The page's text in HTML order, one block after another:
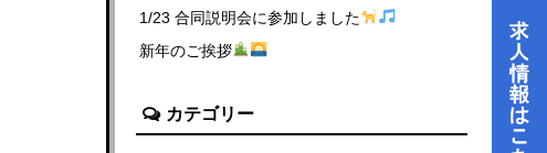
1/23 合同説明会に参加しました
新年のご挨拶
カテゴリー